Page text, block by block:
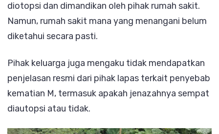
diotopsi dan dimandikan oleh pihak rumah sakit.
Namun, rumah sakit mana yang menangani belum
diketahui secara pasti.
Pihak keluarga juga mengaku tidak mendapatkan
penjelasan resmi dari pihak lapas terkait penyebab
kematian M, termasuk apakah jenazahnya sempat
diautopsi atau tidak.